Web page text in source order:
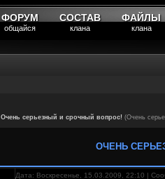
ФОРУМ
общайся
СОСТАВ
клана
ФАЙЛЫ
клана
Очень серьезный и срочный вопрос! (Очень
ОЧЕНЬ
Дата: Воскресенье, 15.03.2009, 22:10 |